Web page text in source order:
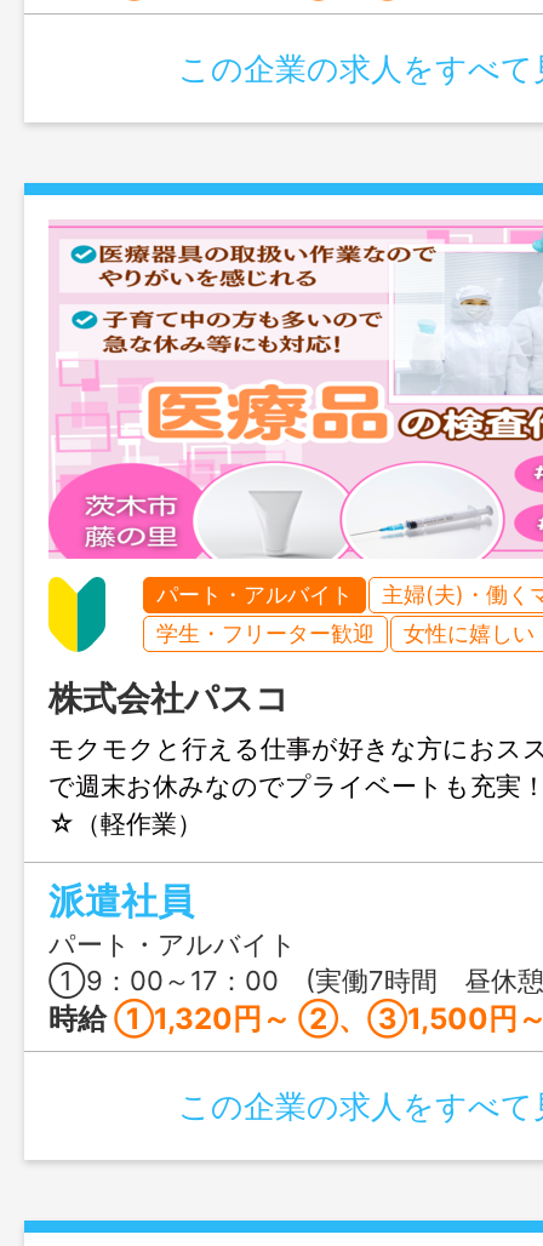
この企業の求人をすべて
パート・アルバイト
主婦(夫)・働く
学生・フリーター歓迎
女性に嬉しい
株式会社パスコ
モクモクと行える仕事が好きな方におス
で週末お休みなのでプライベートも充実
☆（軽作業）
派遣社員
パート・アルバイト
①9：00～17：00 (実働7時間 昼休憩60分） ②16：15～00：30 (実働7時間 昼休憩60分） ③24：00～9：00 (実働8時間 昼休
時給①1,320円～ ②、③1,500円
この企業の求人をすべて